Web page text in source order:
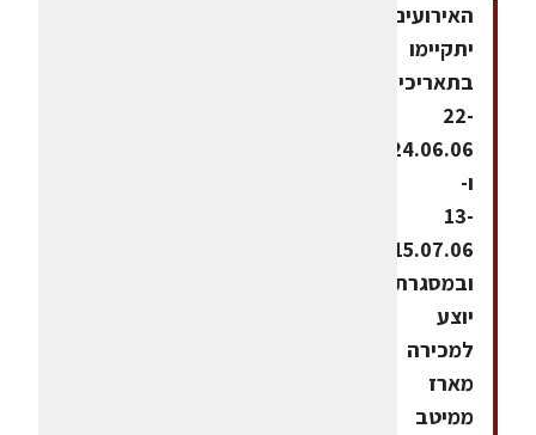
האירועים
יתקיימו
בתאריכים
22-
24.06.06
ו-
13-
ובמסגרתם
יוצע
למכירה
מארז
ממיטב